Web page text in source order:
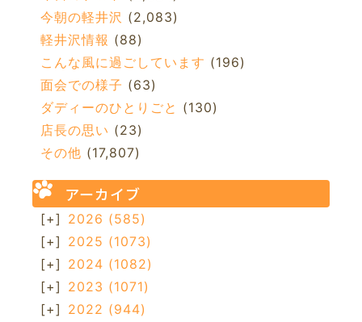
今朝の軽井沢 (2,083)
軽井沢情報 (88)
こんな風に過ごしています (196)
面会での様子 (63)
ダディーのひとりごと (130)
店長の思い (23)
その他 (17,807)
アーカイブ
[+] 2026 (585)
[+] 2025 (1073)
[+] 2024 (1082)
[+] 2023 (1071)
[+] 2022 (944)